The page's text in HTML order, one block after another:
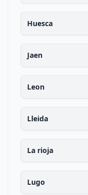
Huesca
Jaen
Leon
Lleida
La rioja
Lugo